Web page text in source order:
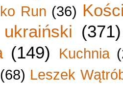
Run (36)
(371)
(149) Kuchnia
(68) Leszek